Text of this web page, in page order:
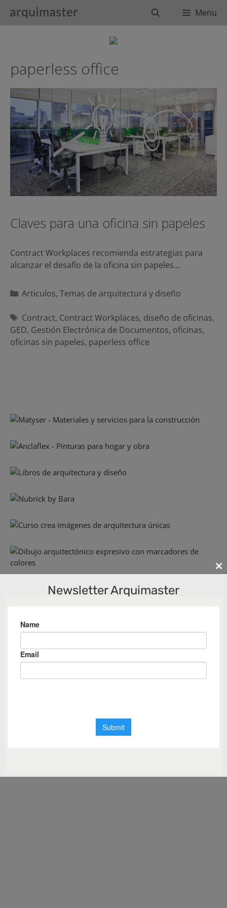
BuscarMenu
paperless office
Claves para una oficina sin papeles
Contract Workplaces recomienda estrategias para
alcanzar el desafío de la oficina sin papeles…
Categorías
Articulos, Temas de arquitectura y diseño
Etiquetas
Contract, Contract Workplaces, diseño de oficinas,
GED, Gestión Electrónica de Documentos, oficinas,
oficinas sin papeles, paperless office
Newsletter Arquimaster